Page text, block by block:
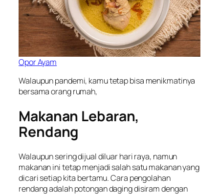
Opor Ayam
Walaupun pandemi, kamu tetap bisa menikmatinya
bersama orang rumah,
Makanan Lebaran,
Rendang
Walaupun sering dijual diluar hari raya, namun
makanan ini tetap menjadi salah satu makanan yang
dicari setiap kita bertamu. Cara pengolahan
rendang adalah potongan daging disiram dengan